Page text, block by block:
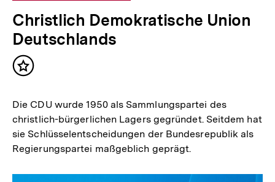
Christlich Demokratische Union
Deutschlands
Inhalt
Die CDU wurde 1950 als Sammlungspartei des
christlich-bürgerlichen Lagers gegründet. Seitdem hat
sie Schlüsselentscheidungen der Bundesrepublik als
Regierungspartei maßgeblich geprägt.